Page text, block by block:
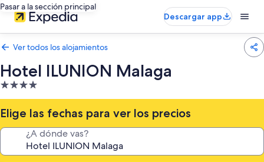
Pasar a la sección principal
Descargar app
Ver todos los alojamientos
Hotel ILUNION Malaga
Alojamiento
de
4.0 estrellas
Elige las fechas para ver los precios
¿A dónde vas?